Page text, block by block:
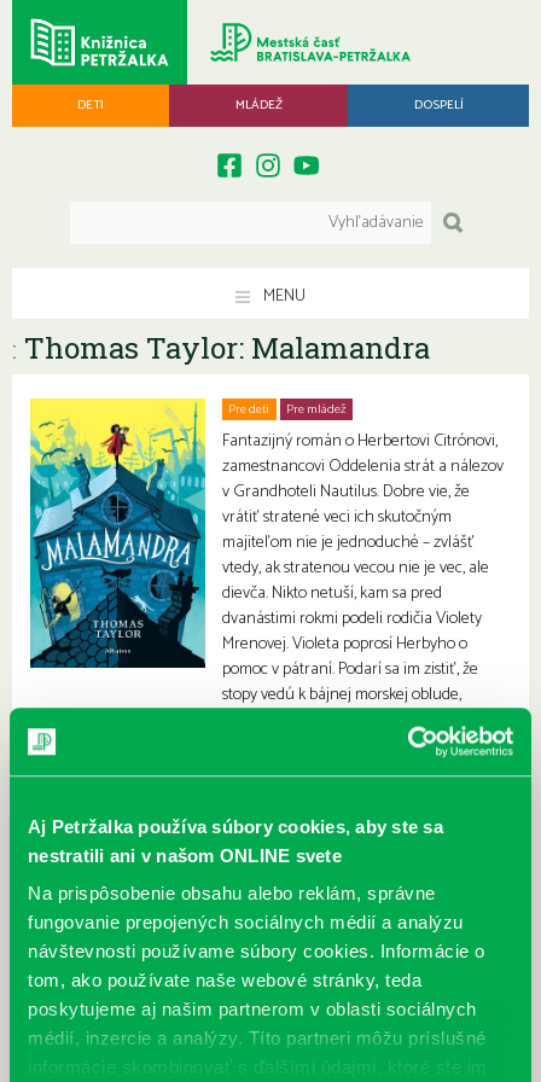
Aj Petržalka používa súbory cookies, aby ste sa
nestratili ani v našom ONLINE svete
Na prispôsobenie obsahu alebo reklám, správne
fungovanie prepojených sociálnych médií a analýzu
návštevnosti používame súbory cookies. Informácie o
tom, ako používate naše webové stránky, teda
poskytujeme aj našim partnerom v oblasti sociálnych
médií, inzercie a analýzy. Títo partneri môžu príslušné
informácie skombinovať s ďalšími údajmi, ktoré ste im
DETI MLÁDEŽ DOSPELÍ
MENU
: Thomas Taylor: Malamandra
Pre deti Pre mládež
Fantazijný román o Herbertovi Citrónovi,
zamestnancovi Oddelenia strát a nálezov
v Grandhoteli Nautilus. Dobre vie, že
vrátiť stratené veci ich skutočným
majiteľom nie je jednoduché – zvlášť
vtedy, ak stratenou vecou nie je vec, ale
dievča. Nikto netuší, kam sa pred
dvanástimi rokmi podeli rodičia Violety
Mrenovej. Violeta poprosí Herbyho o
pomoc v pátraní. Podarí sa im zistiť, že
stopy vedú k bájnej morskej oblude,